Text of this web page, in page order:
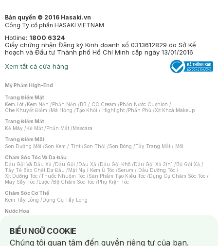
Bản quyền © 2016 Hasaki.vn
Công Ty cổ phần HASAKI VIETNAM
Hotline: 1800 6324
Giấy chứng nhận Đăng ký Kinh doanh số 0313612829 do Sở Kế
hoạch và Đầu tư Thành phố Hồ Chí Minh cấp ngày 13/01/2016
Xem tất cả cửa hàng
Mỹ Phẩm High-End
Trang Điểm Mặt
Kem Lót /Kem Nền /Phấn Nền /BB / CC Cream /Phấn Nước Cushion /
Che Khuyết Điểm /Má Hồng /Tạo Khối / Highlight /Phấn Phủ /Xịt Khoá Makeup
Trang Điểm Mắt
Kẻ Mày /Kẻ Mắt /Phấn Mắt /Mascara
Trang Điểm Môi
Son Dưỡng Môi /Son Kem / Tint /Son Thỏi /Son Bóng /Tẩy Trang Mắt / Môi
Chăm Sóc Tóc Và Da Đầu
Dầu Gội Và Dầu Xả /Dầu Gội /Dầu Xả /Dầu Gội Khô /Dầu Gội Xả 2in1 /Bộ Gội Xả /
Tẩy Tế Bào Chết Da Đầu /Mặt Nạ / Kem Ủ Tóc /Serum / Dầu Dưỡng Tóc /
Xịt Dưỡng Tóc /Thuốc Nhuộm Tóc /Sản Phẩm Tạo Kiểu Tóc /Dụng Cụ Chăm Sóc Tóc /
Máy Sấy Tóc /Lược /Bộ Chăm Sóc Tóc /Phụ Kiện Tóc
Chăm Sóc Cơ Thể
Kem Tẩy Lông /Dụng Cụ Tẩy Lông
Nước Hoa
Nước Hoa Nữ
Chăm Sóc Cá Nhân
Chống Muỗi /Khẩu Trang /Máy Massage/Mặt Nạ Xông Hơi /Nước Rửa Tay/
BIỂU NGỮ COOKIE
Notice about cookies usage
Chúng tôi quan tâm đến quyền riêng tư của bạn.